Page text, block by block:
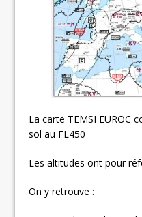
La carte TEMSI EUROC
sol au FL450
Les altitudes ont pour
On y retrouve :